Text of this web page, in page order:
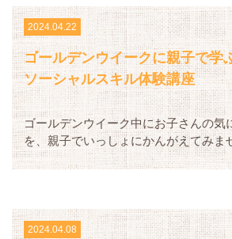
2024.04.22
ゴールデンウイークに親子で学
ソーシャルスキル体験講座
ゴールデンウイーク中にお子さんの気
を、親子でいっしょにかんがえてみま
2024.04.08